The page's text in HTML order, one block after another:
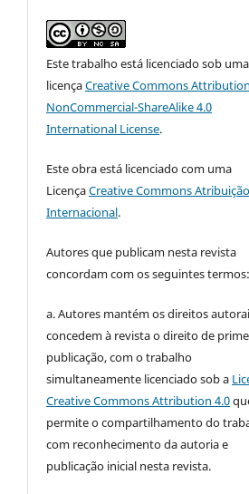
Este trabalho está licenciado sob uma
licençaCreative Commons
NonCommercial-ShareAlike 4.0
International License.
Este obra está licenciado com uma
LicençaCreative Commons
Internacional.
Autores que publicam nesta revista
concordam com os seguintes termos:
a. Autores mantém os direitos
concedem à revista o direito de
publicação, com o trabalho
simultaneamente licenciado sob a
Creative Commons Attribution 4.0
permite o compartilhamento do
com reconhecimento da autoria e
publicação inicial nesta revista.